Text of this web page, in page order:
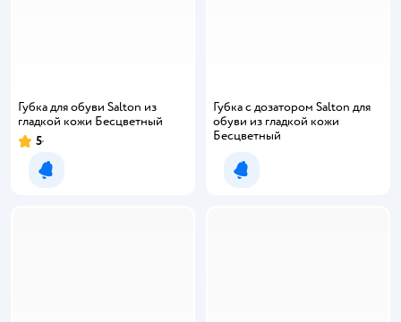
Губка для обуви Salton из
гладкой кожи Бесцветный
Рейтинг:
5
Уведомить о появлении
Губка с дозатором Salton для
обуви из гладкой кожи
Бесцветный
Уведомить о появлении